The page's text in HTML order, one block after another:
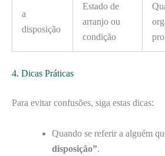
a
disposição
Estado de
arranjo ou
condição
4. Dicas Práticas
Para evitar confusões, siga estas dicas:
Quando se referir a alguém
disposição”.